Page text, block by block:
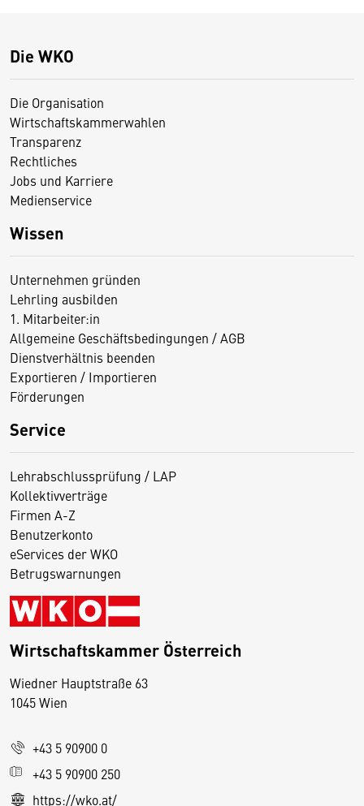
Die WKO
Die Organisation
Wirtschaftskammerwahlen
Transparenz
Rechtliches
Jobs und Karriere
Medienservice
Wissen
Unternehmen gründen
Lehrling ausbilden
1. Mitarbeiter:in
Allgemeine Geschäftsbedingungen / AGB
Dienstverhältnis beenden
Exportieren / Importieren
Förderungen
Service
Lehrabschlussprüfung / LAP
Kollektivverträge
Firmen A-Z
Benutzerkonto
eServices der WKO
Betrugswarnungen
Wirtschaftskammer Österreich
Wiedner Hauptstraße 63
1045 Wien
+43 5 90900 0
+43 5 90900 250
https://wko.at/
D
s
e
S